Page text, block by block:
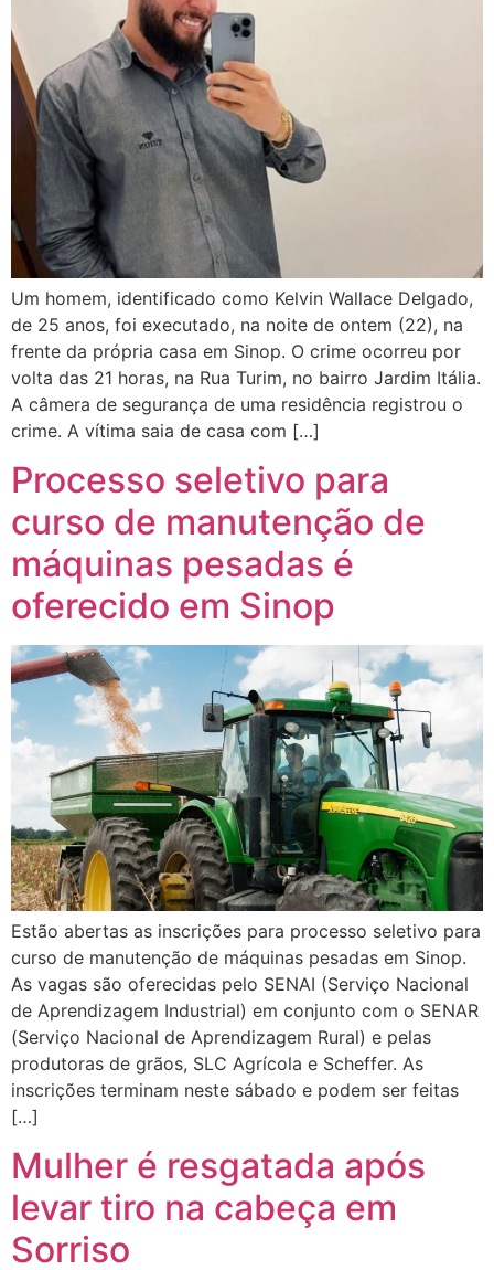
Um homem, identificado como Kelvin Wallace Delgado,
de 25 anos, foi executado, na noite de ontem (22), na
frente da própria casa em Sinop. O crime ocorreu por
volta das 21 horas, na Rua Turim, no bairro Jardim Itália.
A câmera de segurança de uma residência registrou o
crime. A vítima saia de casa com […]
Processo seletivo para
curso de manutenção de
máquinas pesadas é
oferecido em Sinop
Estão abertas as inscrições para processo seletivo para
curso de manutenção de máquinas pesadas em Sinop.
As vagas são oferecidas pelo SENAI (Serviço Nacional
de Aprendizagem Industrial) em conjunto com o SENAR
(Serviço Nacional de Aprendizagem Rural) e pelas
produtoras de grãos, SLC Agrícola e Scheffer. As
inscrições terminam neste sábado e podem ser feitas
[…]
Mulher é resgatada após
levar tiro na cabeça em
Sorriso